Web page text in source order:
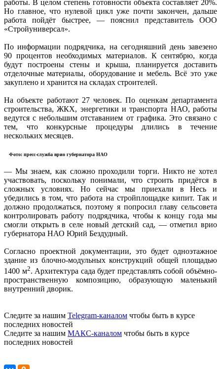
работы. В целом степень готовности объекта составляет 20%.
Но главное, что нулевой цикл уже почти закончен, дальше
работа пойдёт быстрее, — пояснил представитель ООО
«Стройуниверсал».
По информации подрядчика, на сегодняшний день завезено
90 процентов необходимых материалов. К сентябрю, когда
будут построены стены и крыша, планируется доставить
отделочные материалы, оборудование и мебель. Всё это уже
закуплено и хранится на складах строителей.
На объекте работают 27 человек. По оценкам департамента
строительства, ЖКХ, энергетики и транспорта НАО, работы
ведутся с небольшим отставанием от графика. Это связано с
тем, что конкурсные процедуры длились в течение
нескольких месяцев.
Фото: пресс-служба врио губернатора НАО
— Мы знаем, как сложно проходили торги. Никто не хотел
участвовать, поскольку понимали, что строить придётся в
сложных условиях. Но сейчас мы приехали в Несь и
убедились в том, что работа на стройплощадке кипит. Так и
должно продолжаться, поэтому я попросил главу сельсовета
контролировать работу подрядчика, чтобы к концу года мы
смогли открыть в селе новый детский сад, — отметил врио
губернатора НАО Юрий Бездудный.
Согласно проектной документации, это будет одноэтажное
здание из блочно-модульных конструкций общей площадью
1400 м2. Архитектура сада будет представлять собой объёмно-
пространственную композицию, образующую маленький
внутренний дворик.
Следите за нашим Telegram-каналом чтобы быть в курсе
последних новостей
Следите за нашим МАКС-каналом чтобы быть в курсе
последних новостей